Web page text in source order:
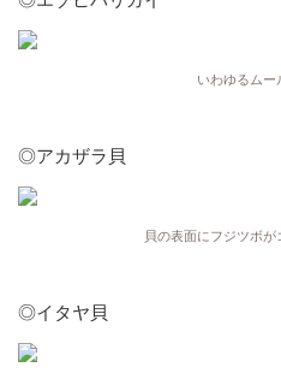
いわゆるムー
◎アカザラ貝
貝の表面にフジツボ
◎イタヤ貝